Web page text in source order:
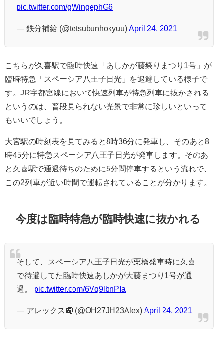
pic.twitter.com/gWingephG6
— 鉄分補給 (@tetsubunhokyuu) April 24, 2021
こちらが久喜駅で臨時快速「あしかが藤祭りまつり1号」が
臨時特急「スペーシア八王子日光」を退避している様子で
す。JR宇都宮線において快速列車が特急列車に抜かされる
というのは、普段見られない光景で非常に珍しいといって
もいいでしょう。
大宮駅の時刻表を見てみると8時36分に発車し、そのあと8
時45分に特急スペーシア八王子日光が発車します。そのあ
と久喜駅で通過待ちのために5分間停車するという流れで、
この2列車が近い時間で運転されていることが分かります。
今度は臨時特急が臨時快速に抜かれる
そして、スペーシア八王子日光が栗橋発車時に久喜
で待避してた臨時快速あしかが大藤まつり1号が通
過。 pic.twitter.com/6Vq9lbnPIa
— アレックス🚉 (@OH27JH23Alex) April 24, 2021